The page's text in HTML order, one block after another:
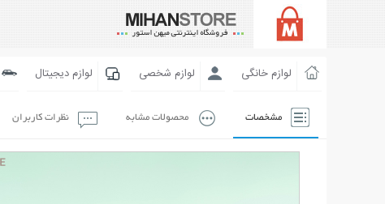
لوازم خانگی لوازم شخصی لوازم دیجیتال
مشخصات محصولات مشابه نظرات کاربران